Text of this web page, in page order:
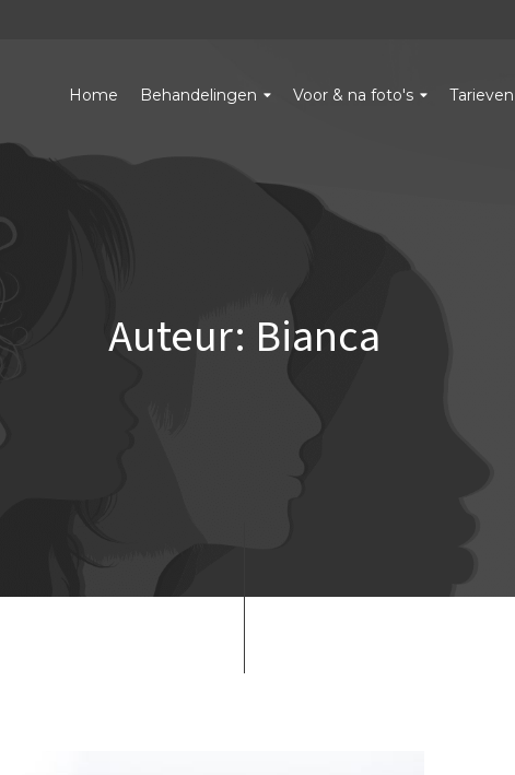
Home Behandelingen Voor & na foto's Tarieven
Auteur: Bianca